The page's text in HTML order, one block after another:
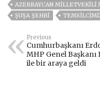
AZERBAYCAN MILLETVEKILI
ŞUŞA ŞEHRİ
Previous
Cumhurbaşkanı
MHP Genel Başkanı
ile bir araya geldi